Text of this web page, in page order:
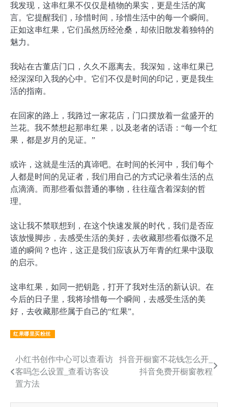
我发现，这串红果不仅仅是植物的果实，更是生活的寓
言。它提醒我们，珍惜时间，珍惜生活中的每一个瞬间。
正如这串红果，它们虽然历经沧桑，却依旧散发着独特的
魅力。
我站在古董店门口，久久不愿离去。我深知，这串红果已
经深深印入我的心中。它们不仅是时间的印记，更是我生
活的指南。
在回家的路上，我路过一家花店，门口摆放着一盆盛开的
兰花。我不禁想起那串红果，以及老者的话语：“每一个红
果，都是岁月的见证。”
或许，这就是生活的真谛吧。在时间的长河中，我们每个
人都是时间的见证者，我们用自己的方式记录着生活的点
点滴滴。而那些看似普通的事物，往往蕴含着深刻的哲
理。
这让我不禁联想到，在这个快速发展的时代，我们是否应
该放慢脚步，去感受生活的美好，去收藏那些看似微不足
道的瞬间？也许，这正是我们应该从万年青的红果中汲取
的启示。
这串红果，如同一把钥匙，打开了我对生活的新认识。在
今后的日子里，我将珍惜每一个瞬间，去感受生活的美
好，去收藏那些属于自己的“红果”。
红果哪里买粉丝
文
章
导
小红书创作中心可以查看访
客吗怎么设置_查看访客设
置方法
抖音开橱窗不花钱怎么开_
抖音免费开橱窗教程